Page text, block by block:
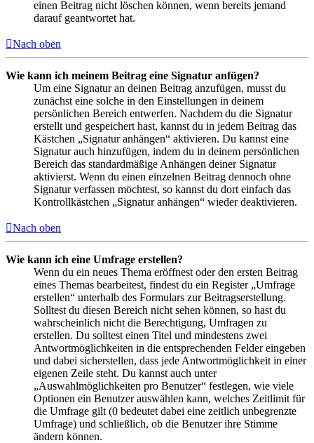
einen Beitrag nicht löschen können, wenn bereits jemand
darauf geantwortet hat.
Nach oben
Wie kann ich meinem Beitrag eine Signatur anfügen?
Um eine Signatur an deinen Beitrag anzufügen, musst du
zunächst eine solche in den Einstellungen in deinem
persönlichen Bereich entwerfen. Nachdem du die Signatur
erstellt und gespeichert hast, kannst du in jedem Beitrag das
Kästchen „Signatur anhängen“ aktivieren. Du kannst eine
Signatur auch hinzufügen, indem du in deinem persönlichen
Bereich das standardmäßige Anhängen deiner Signatur
aktivierst. Wenn du einen einzelnen Beitrag dennoch ohne
Signatur verfassen möchtest, so kannst du dort einfach das
Kontrollkästchen „Signatur anhängen“ wieder deaktivieren.
Nach oben
Wie kann ich eine Umfrage erstellen?
Wenn du ein neues Thema eröffnest oder den ersten Beitrag
eines Themas bearbeitest, findest du ein Register „Umfrage
erstellen“ unterhalb des Formulars zur Beitragserstellung.
Solltest du diesen Bereich nicht sehen können, so hast du
wahrscheinlich nicht die Berechtigung, Umfragen zu
erstellen. Du solltest einen Titel und mindestens zwei
Antwortmöglichkeiten in die entsprechenden Felder eingeben
und dabei sicherstellen, dass jede Antwortmöglichkeit in einer
eigenen Zeile steht. Du kannst auch unter
„Auswahlmöglichkeiten pro Benutzer“ festlegen, wie viele
Optionen ein Benutzer auswählen kann, welches Zeitlimit für
die Umfrage gilt (0 bedeutet dabei eine zeitlich unbegrenzte
Umfrage) und schließlich, ob die Benutzer ihre Stimme
ändern können.